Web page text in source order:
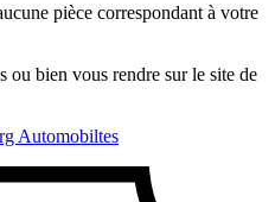
pièce correspondant à votre
ou bien vous rendre sur le site de
Automobiltes